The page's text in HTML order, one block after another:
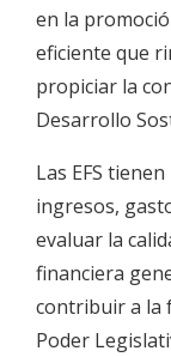
en la
eficiente que
propiciar la
Desarrollo
Las EFS
ingresos,
evaluar la
financiera
contribuir a la
Poder